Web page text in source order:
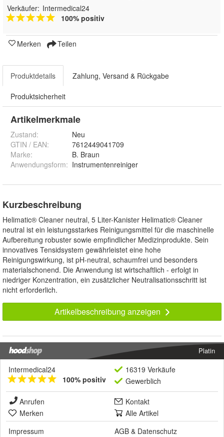
Verkäufer: Intermedical24
100% positiv
Merken Teilen
Produktdetails Zahlung, Versand & Rückgabe
Produktsicherheit
Artikelmerkmale
Zustand:
Neu
GTIN / EAN:
7612449041709
Marke:
B. Braun
Anwendungsform: Instrumentenreiniger
Kurzbeschreibung
Helimatic® Cleaner neutral, 5 Liter-Kanister Helimatic® Cleaner
neutral ist ein leistungsstarkes Reinigungsmittel für die maschinelle
Aufbereitung robuster sowie empfindlicher Medizinprodukte. Sein
innovatives Tensidsystem gewährleistet eine hohe
Reinigungswirkung, ist pH-neutral, schaumfrei und besonders
materialschonend. Die Anwendung ist wirtschaftlich - erfolgt in
niedriger Konzentration, ein zusätzlicher Neutralisationsschritt ist
nicht erforderlich.
Artikelbeschreibung anzeigen
Platin
Intermedical24
100% positiv
16319 Verkäufe
Gewerblich
Anrufen
Kontakt
Merken
Alle Artikel
Impressum
AGB & Datenschutz